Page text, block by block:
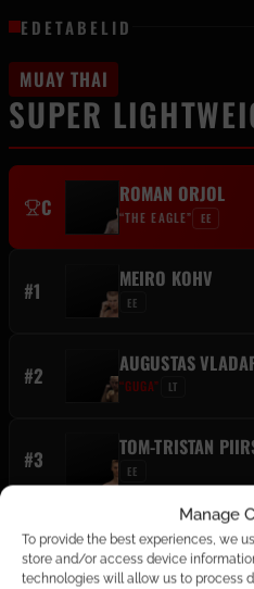
Manage
To provide the best experiences, we
store and/or access device
technologies will allow us to process
EDETABELID
MUAY THAI
SUPER
C ROMAN ORJOL
“THE EAGLE” EE
#1 MEIRO KOHV
EE
#2 AUGUSTAS
“GUGA” LT
#3 TOM-TRISTAN
EE
#4 SIIM AMBUS
EE